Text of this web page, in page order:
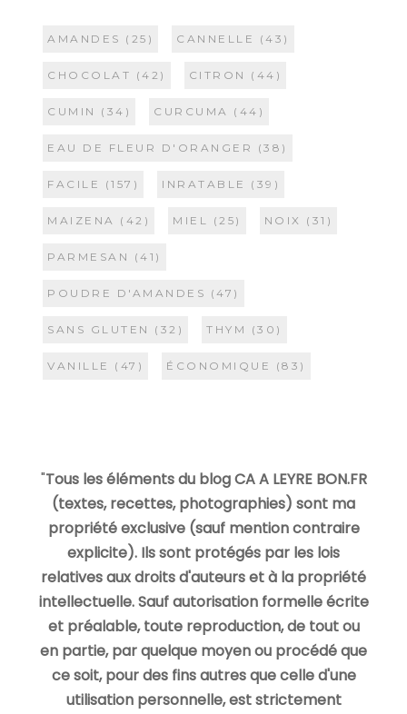
AMANDES (25) CANNELLE (43)
CHOCOLAT (42) CITRON (44)
CUMIN (34) CURCUMA (44)
EAU DE FLEUR D'ORANGER (38)
FACILE (157) INRATABLE (39)
MAIZENA (42) MIEL (25) NOIX (31)
PARMESAN (41)
POUDRE D'AMANDES (47)
SANS GLUTEN (32) THYM (30)
VANILLE (47) ÉCONOMIQUE (83)
"Tous les éléments du blog CA A LEYRE BON.FR
(textes, recettes, photographies) sont ma
propriété exclusive (sauf mention contraire
explicite). Ils sont protégés par les lois
relatives aux droits d'auteurs et à la propriété
intellectuelle. Sauf autorisation formelle écrite
et préalable, toute reproduction, de tout ou
en partie, par quelque moyen ou procédé que
ce soit, pour des fins autres que celle d'une
utilisation personnelle, est strictement